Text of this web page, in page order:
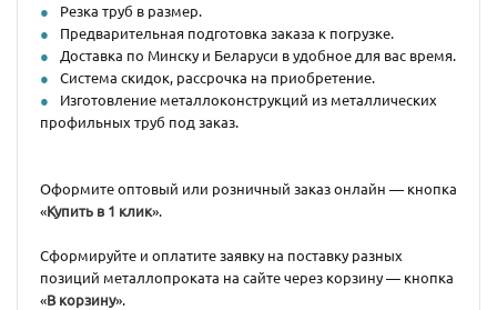
Резка труб в размер.
Предварительная подготовка заказа к погрузке.
Доставка по Минску и Беларуси в удобное для вас время.
Система скидок, рассрочка на приобретение.
Изготовление металлоконструкций из металлических
профильных труб под заказ.
Оформите оптовый или розничный заказ онлайн — кнопка
«Купить в 1 клик».
Сформируйте и оплатите заявку на поставку разных
позиций металлопроката на сайте через корзину — кнопка
«В корзину».